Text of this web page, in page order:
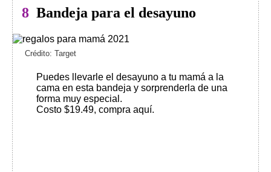
Bandeja para el desayuno
8
Crédito: Target
Puedes llevarle el desayuno a tu mamá a la
cama en esta bandeja y sorprenderla de una
forma muy especial.
Costo $19.49, compra aquí.